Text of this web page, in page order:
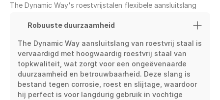
The Dynamic Way's roestvrijstalen flexibele aansluitslang
Robuuste duurzaamheid
The Dynamic Way aansluitslang van roestvrij staal is
vervaardigd met hoogwaardig roestvrij staal van
topkwaliteit, wat zorgt voor een ongeëvenaarde
duurzaamheid en betrouwbaarheid. Deze slang is
bestand tegen corrosie, roest en slijtage, waardoor
hij perfect is voor langdurig gebruik in vochtige